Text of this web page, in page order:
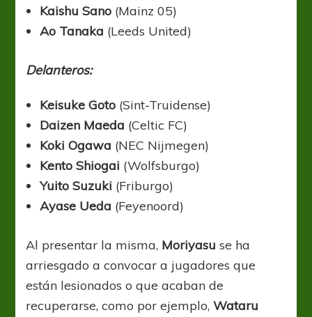
Kaishu Sano (Mainz 05)
Ao Tanaka (Leeds United)
Delanteros:
Keisuke Goto (Sint-Truidense)
Daizen Maeda (Celtic FC)
Koki Ogawa (NEC Nijmegen)
Kento Shiogai (Wolfsburgo)
Yuito Suzuki (Friburgo)
Ayase Ueda (Feyenoord)
Al presentar la misma, Moriyasu se ha
arriesgado a convocar a jugadores que
están lesionados o que acaban de
recuperarse, como por ejemplo,Wataru